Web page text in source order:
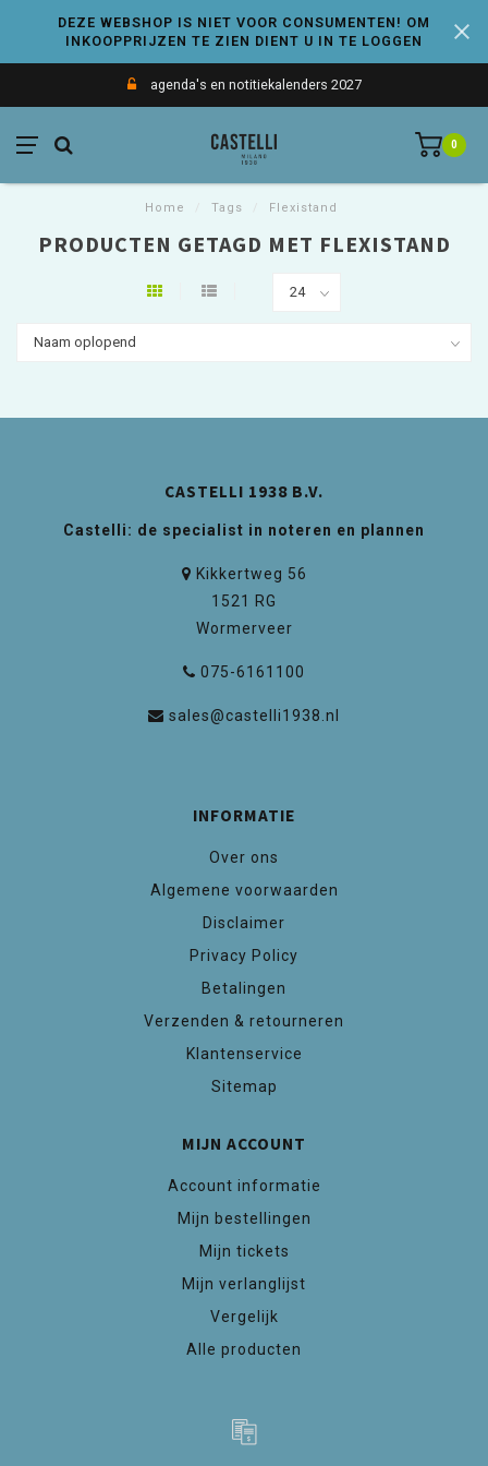
DEZE WEBSHOP IS NIET VOOR CONSUMENTEN! OM
INKOOPPRIJZEN TE ZIEN DIENT U IN TE LOGGEN
agenda's en notitiekalenders 2027
0
Home Tags Flexistand
PRODUCTEN GETAGD MET FLEXISTAND
CASTELLI 1938 B.V.
Castelli: de specialist in noteren en plannen
Kikkertweg 56
1521 RG
Wormerveer
075-6161100
sales@castelli1938.nl
INFORMATIE
Over ons
Algemene voorwaarden
Disclaimer
Privacy Policy
Betalingen
Verzenden & retourneren
Klantenservice
Sitemap
MIJN ACCOUNT
Account informatie
Mijn bestellingen
Mijn tickets
Mijn verlanglijst
Vergelijk
Alle producten